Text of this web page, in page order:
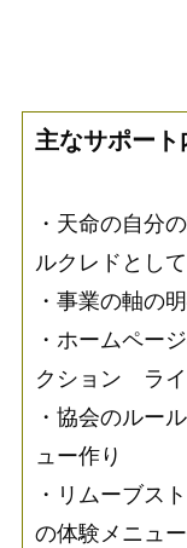
主なサポート
・天命の自分
ルクレドとして
・事業の軸の
・ホームペー
クション ライ
・協会のルー
ュー作り
・リムーブス
の体験メニュー